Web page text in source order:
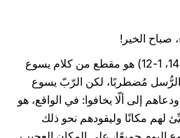
صباح الخير!
إنجيل ليتورجيّا اليوم (يوحنّا 14، 1-12) هو مقطع من كلام يسوع
الرُّسل مُضطربًا، لكن الرّبّ يسوع
إلى ألّا يخافوا: في الواقع، هو
لهم مكانًا وليقودهم نحو ذلك